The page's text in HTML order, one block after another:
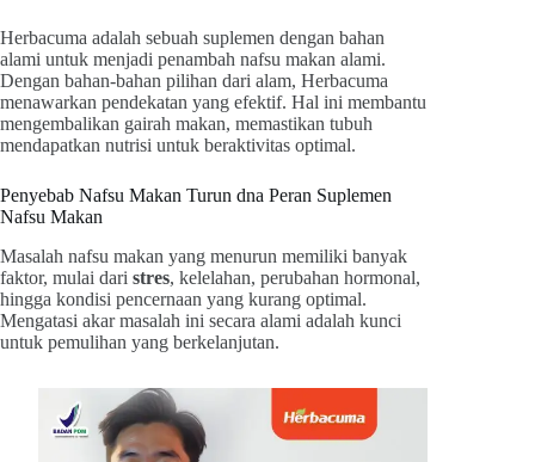
Herbacuma adalah sebuah suplemen dengan bahan
alami untuk menjadi penambah nafsu makan alami.
Dengan bahan-bahan pilihan dari alam, Herbacuma
menawarkan pendekatan yang efektif. Hal ini membantu
mengembalikan gairah makan, memastikan tubuh
mendapatkan nutrisi untuk beraktivitas optimal.
Penyebab Nafsu Makan Turun dna Peran Suplemen
Nafsu Makan
Masalah nafsu makan yang menurun memiliki banyak
faktor, mulai dari stres, kelelahan, perubahan hormonal,
hingga kondisi pencernaan yang kurang optimal.
Mengatasi akar masalah ini secara alami adalah kunci
untuk pemulihan yang berkelanjutan.